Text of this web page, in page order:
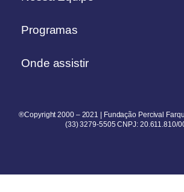
Programas
Onde assistir
®Copyright 2000 – 2021 | Fundação Percival
(33) 3279-5505 CNPJ: 20.611.810/